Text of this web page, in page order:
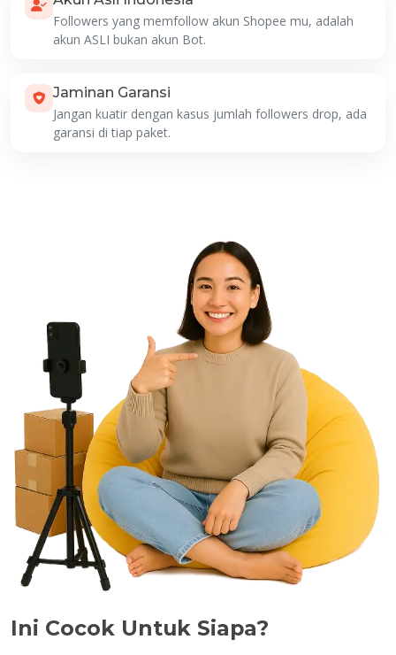
Followers yang memfollow akun Shopee mu, adalah
akun ASLI bukan akun Bot.
Jaminan Garansi
Jangan kuatir dengan kasus jumlah followers drop, ada
garansi di tiap paket.
Ini Cocok Untuk Siapa?